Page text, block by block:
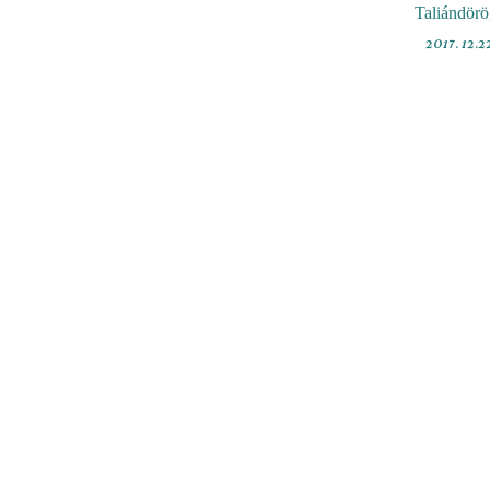
2017.